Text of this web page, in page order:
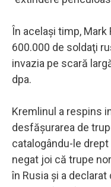
În acelaşi timp,
600.000 de soldaţi
invazia pe scară
dpa.
Kremlinul a respins
desfăşurarea de
catalogându-le
negat joi că trupe
în Rusia şi a